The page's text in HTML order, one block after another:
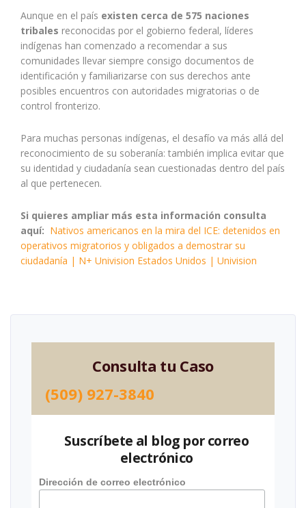
Aunque en el país existen cerca de 575 naciones
tribales reconocidas por el gobierno federal, líderes
indígenas han comenzado a recomendar a sus
comunidades llevar siempre consigo documentos de
identificación y familiarizarse con sus derechos ante
posibles encuentros con autoridades migratorias o de
control fronterizo.
Para muchas personas indígenas, el desafío va más allá del
reconocimiento de su soberanía: también implica evitar que
su identidad y ciudadanía sean cuestionadas dentro del país
al que pertenecen.
Si quieres ampliar más esta información consulta
aquí: Nativos americanos en la mira del ICE: detenidos en
operativos migratorios y obligados a demostrar su
ciudadanía | N+ Univision Estados Unidos | Univision
Consulta tu Caso
(509) 927-3840
Suscríbete al blog por correo
electrónico
Dirección de correo electrónico